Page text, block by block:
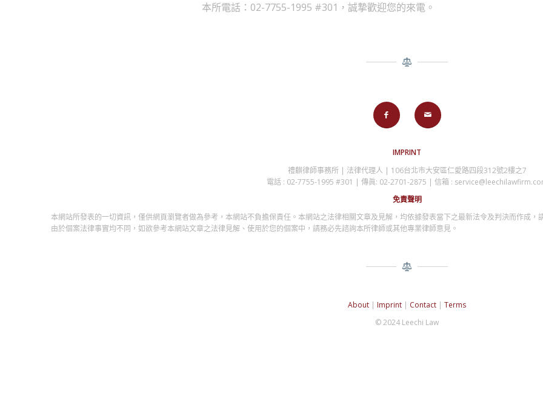
本所電話：02-7755-1995 #301，誠摯歡迎您的來電。
IMPRINT
禮麒律師事務所 | 法律代理人 | 106台北市大安區仁愛路四段312號2樓之7
電話 : 02-7755-1995 #301 | 傳眞: 02-2701-2875 | 信箱 :
免責聲明
本網站所發表的一切資訊，僅供網頁瀏覽者做為參考，本網站不負擔保責任。本網站之法律相關文章及見解，均依據發表當下之最新法令及判決而作成
由於個案法律事實均不同，如欲參考本網站文章之法律見解、使用於您的個案中，請務必先諮詢本所律師或其他專業律師意見。
About | Imprint | Contact |Terms
© 2024 Leechi Law